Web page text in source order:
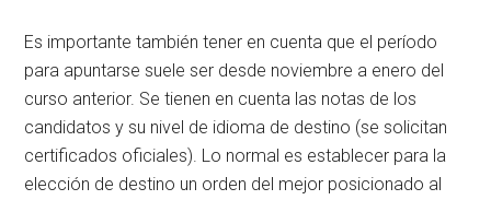
Es importante también tener en cuenta que el período
para apuntarse suele ser desde noviembre a enero del
curso anterior. Se tienen en cuenta las notas de los
candidatos y su nivel de idioma de destino (se solicitan
certificados oficiales). Lo normal es establecer para la
elección de destino un orden del mejor posicionado al